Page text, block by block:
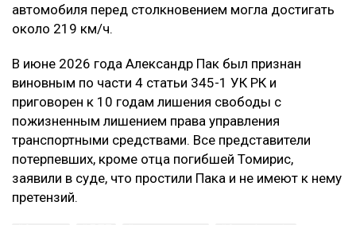
автомобиля перед столкновением могла достигать
около 219 км/ч.
В июне 2026 года Александр Пак был признан
виновным по части 4 статьи 345-1 УК РК и
приговорен к 10 годам лишения свободы с
пожизненным лишением права управления
транспортными средствами. Все представители
потерпевших, кроме отца погибшей Томирис,
заявили в суде, что простили Пака и не имеют к нему
претензий.